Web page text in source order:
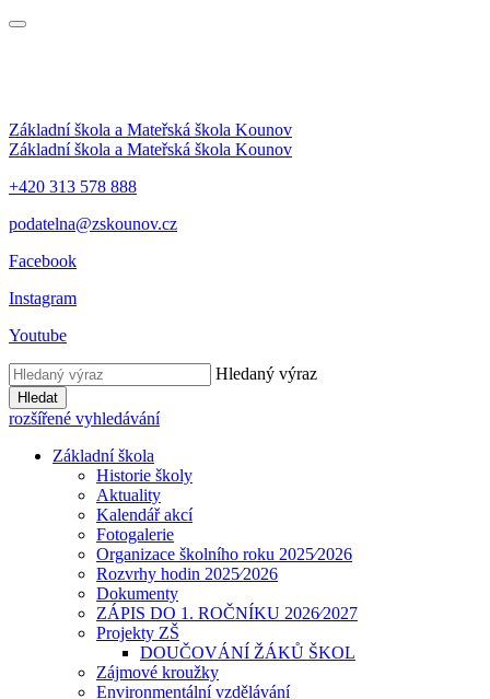
Základní škola a Mateřská škola Kounov
Základní škola a Mateřská škola Kounov
+420 313 578 888
podatelna@zskounov.cz
Facebook
Instagram
Youtube
Hledaný výraz
Hledat
rozšířené vyhledávání
Základní škola
Historie školy
Aktuality
Kalendář akcí
Fotogalerie
Organizace školního roku 2025⁄2026
Rozvrhy hodin 2025⁄2026
Dokumenty
ZÁPIS DO 1. ROČNÍKU 2026⁄2027
Projekty ZŠ
DOUČOVÁNÍ ŽÁKŮ ŠKOL
Zájmové kroužky
Environmentální vzdělávání